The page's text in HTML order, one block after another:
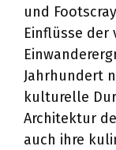
und
Einflüsse der
Jahrhundert
kulturelle
Architektur
auch ihre